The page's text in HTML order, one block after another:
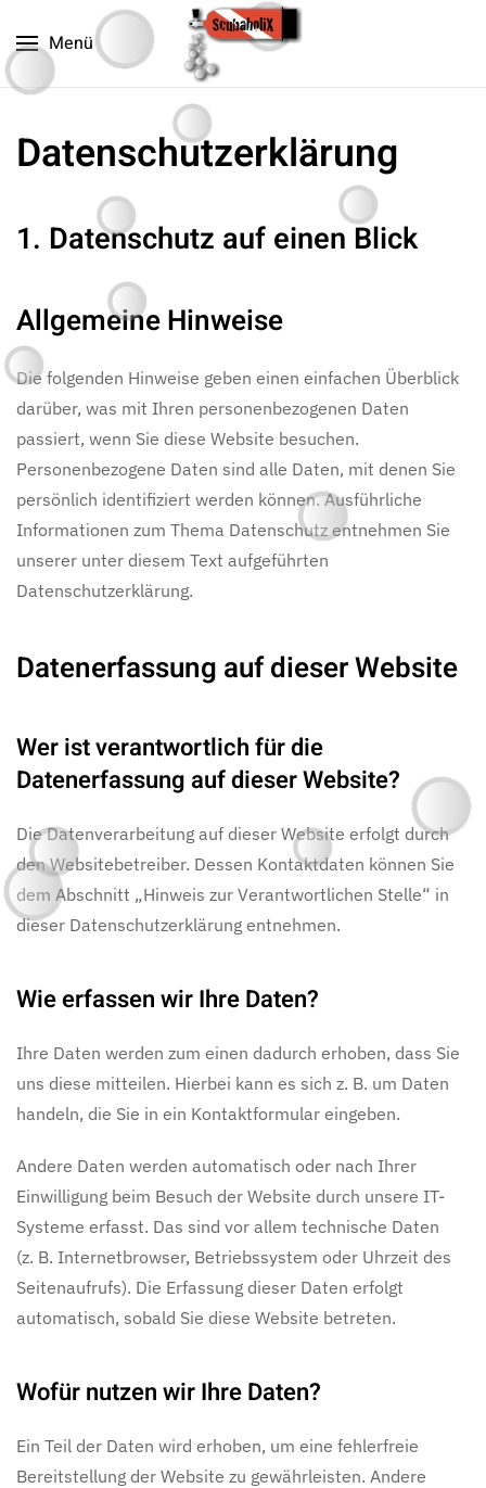
Zum Hauptinhalt springen
Menü
Datenschutz­erklärung
1. Datenschutz auf einen Blick
Allgemeine Hinweise
Die folgenden Hinweise geben einen einfachen Überblick
darüber, was mit Ihren personenbezogenen Daten
passiert, wenn Sie diese Website besuchen.
Personenbezogene Daten sind alle Daten, mit denen Sie
persönlich identifiziert werden können. Ausführliche
Informationen zum Thema Datenschutz entnehmen Sie
unserer unter diesem Text aufgeführten
Datenschutzerklärung.
Datenerfassung auf dieser Website
Wer ist verantwortlich für die
Datenerfassung auf dieser Website?
Die Datenverarbeitung auf dieser Website erfolgt durch
den Websitebetreiber. Dessen Kontaktdaten können Sie
dem Abschnitt „Hinweis zur Verantwortlichen Stelle“ in
dieser Datenschutzerklärung entnehmen.
Wie erfassen wir Ihre Daten?
Ihre Daten werden zum einen dadurch erhoben, dass Sie
uns diese mitteilen. Hierbei kann es sich z. B. um Daten
handeln, die Sie in ein Kontaktformular eingeben.
Andere Daten werden automatisch oder nach Ihrer
Einwilligung beim Besuch der Website durch unsere IT-
Systeme erfasst. Das sind vor allem technische Daten
(z. B. Internetbrowser, Betriebssystem oder Uhrzeit des
Seitenaufrufs). Die Erfassung dieser Daten erfolgt
automatisch, sobald Sie diese Website betreten.
Wofür nutzen wir Ihre Daten?
Ein Teil der Daten wird erhoben, um eine fehlerfreie
Bereitstellung der Website zu gewährleisten. Andere